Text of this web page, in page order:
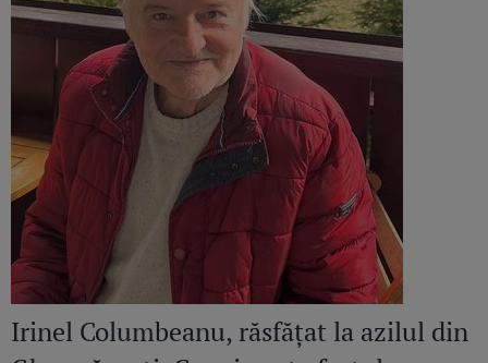
Irinel Columbeanu, răsfățat la azilul din